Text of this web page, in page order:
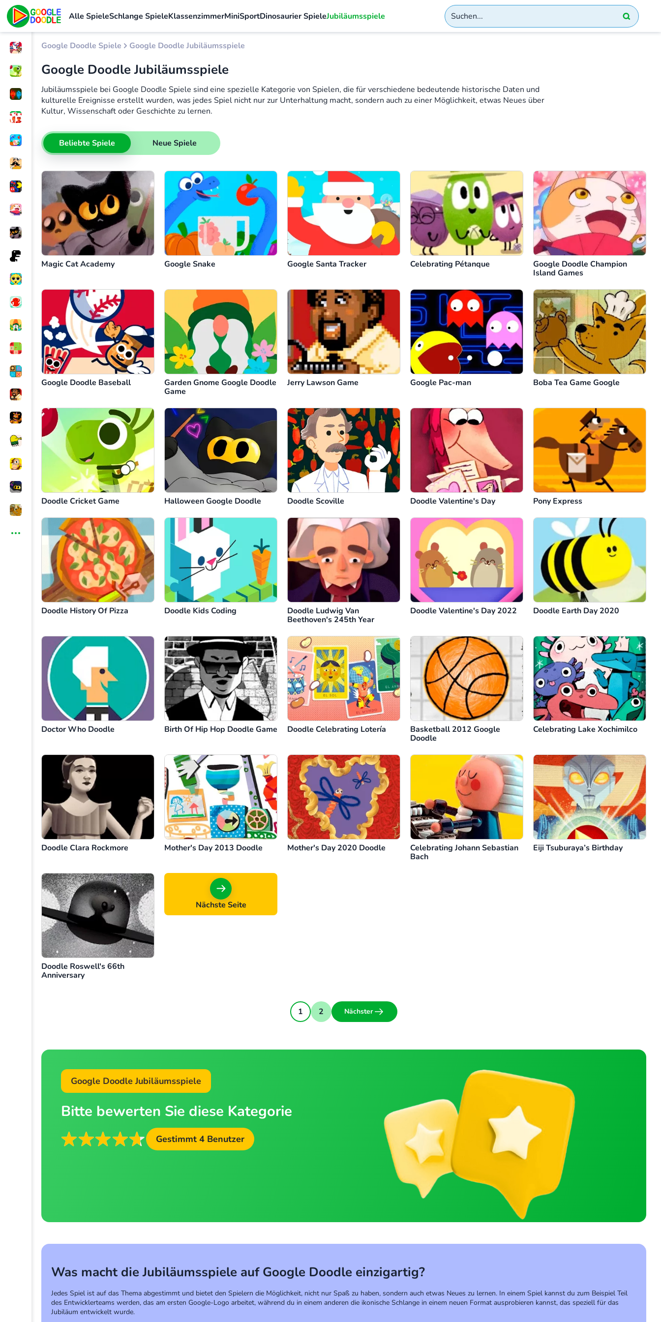
Alle SpieleSchlange SpieleKlassenzimmerMiniSportDinosaurier SpieleJubiläumsspiele
Google Doodle Spiele Google Doodle Jubiläumsspiele
Google Doodle Jubiläumsspiele
Jubiläumsspiele bei Google Doodle Spiele sind eine spezielle Kategorie von Spielen, die für verschiedene bedeutende historische Daten und
kulturelle Ereignisse erstellt wurden, was jedes Spiel nicht nur zur Unterhaltung macht, sondern auch zu einer Möglichkeit, etwas Neues über
Kultur, Wissenschaft oder Geschichte zu lernen.
Beliebte Spiele Neue Spiele
Magic Cat Academy Google Snake Google Santa Tracker Celebrating Pétanque
Google Doodle Champion
Island Games
Google Doodle Baseball
Garden Gnome Google Doodle
Game
Jerry Lawson Game Google Pac-man Boba Tea Game Google
Doodle Cricket Game Halloween Google Doodle Doodle Scoville Doodle Valentine's Day Pony Express
Doodle History Of Pizza Doodle Kids Coding
Doodle Ludwig Van
Beethoven's 245th Year
Doodle Valentine's Day 2022 Doodle Earth Day 2020
Doctor Who Doodle Birth Of Hip Hop Doodle Game Doodle Celebrating Lotería
Basketball 2012 Google
Doodle
Celebrating Lake Xochimilco
Doodle Clara Rockmore Mother's Day 2013 Doodle Mother's Day 2020 Doodle
Celebrating Johann Sebastian
Bach
Eiji Tsuburaya’s Birthday
Doodle Roswell's 66th
Anniversary
Nächste Seite
1 2 Nächster
Google Doodle Jubiläumsspiele
Bitte bewerten Sie diese Kategorie
Gestimmt 4 Benutzer
Was macht die Jubiläumsspiele auf Google Doodle einzigartig?
Jedes Spiel ist auf das Thema abgestimmt und bietet den Spielern die Möglichkeit, nicht nur Spaß zu haben, sondern auch etwas Neues zu lernen. In einem Spiel kannst du zum Beispiel Teil
des Entwicklerteams werden, das am ersten Google-Logo arbeitet, während du in einem anderen die ikonische Schlange in einem neuen Format ausprobieren kannst, das speziell für das
Jubiläum entwickelt wurde.